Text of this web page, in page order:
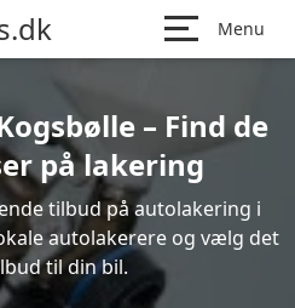
Menu
– Find de
på lakering
tilbud på autolakering i
autolakerere og vælg det
til din bil.